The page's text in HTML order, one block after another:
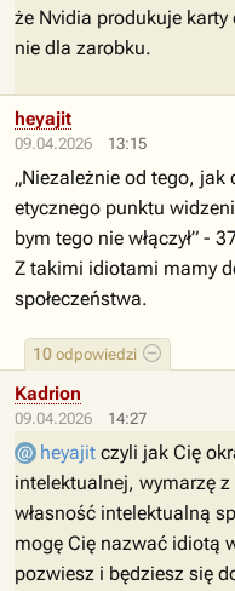
że Nvidia produkuje
nie dla zarobku.
09.04.2026 13:15
10 odpowiedzi
heyajit
„Niezależnie od tego, jak
etycznego punktu
bym tego nie włączył” -
Z takimi idiotami mamy
społeczeństwa.
09.04.2026 14:27
Kadrion
heyajit czyli jak Cię
intelektualnej, wymarzę
własność intelektualną
mogę Cię nazwać idiotą
pozwiesz i będziesz się